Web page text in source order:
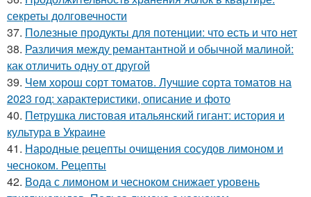
секреты долговечности
37. Полезные продукты для потенции: что есть и что нет
38. Различия между ремантантной и обычной малиной:
как отличить одну от другой
39. Чем хорош сорт томатов. Лучшие сорта томатов на
2023 год: характеристики, описание и фото
40. Петрушка листовая итальянский гигант: история и
культура в Украине
41. Народные рецепты очищения сосудов лимоном и
чесноком. Рецепты
42. Вода с лимоном и чесноком снижает уровень